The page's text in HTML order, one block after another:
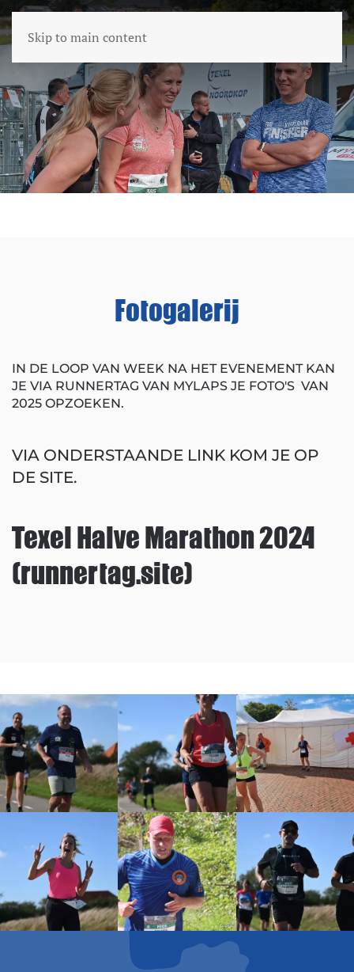
Skip to main content
Fotogalerij
IN DE LOOP VAN WEEK NA HET EVENEMENT KAN
JE VIA RUNNERTAG VAN MYLAPS JE FOTO'S VAN
2025 OPZOEKEN.
VIA ONDERSTAANDE LINK KOM JE OP
DE SITE.
Texel Halve Marathon 2024
(runnertag.site)